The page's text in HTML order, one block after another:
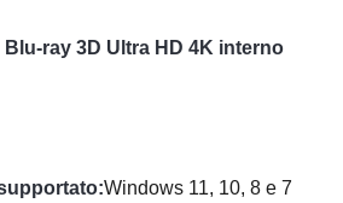
ray 3D Ultra HD 4K interno
Windows 11, 10, 8 e 7